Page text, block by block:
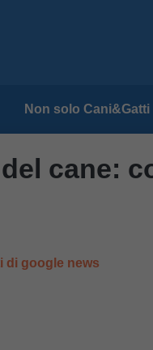
Non solo Cani&Gatti
cane:
di google news